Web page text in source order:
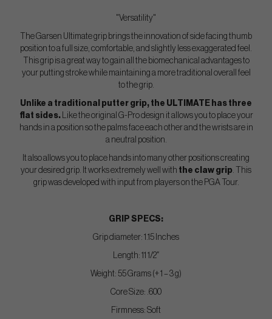
"Versatility"
The Garsen Ultimate grip brings the innovation of side facing thumb
position to a full size, comfortable, and slightly less exaggerated feel.
This grip is a great way to gain all the biomechanical advantages to
your putting stroke while maintaining a more traditional overall feel
to the grip.
Unlike a traditional putter grip, the ULTIMATE has three
flat sides.Like the original G-Pro design it allows you to place your
hands in a position so the palms face each other and the wrists are in
a neutral position.
It also allows you to place hands into many other positions creating
your desired grip. It works extremely well with the claw grip. This
grip was developed with input from players on the PGA Tour.
GRIP SPECS:
Grip diameter: 1.15 Inches
Length: 11 1/2″
Weight: 55 Grams (+ 1 – 3 g)
Core Size: .600
Firmness: Soft